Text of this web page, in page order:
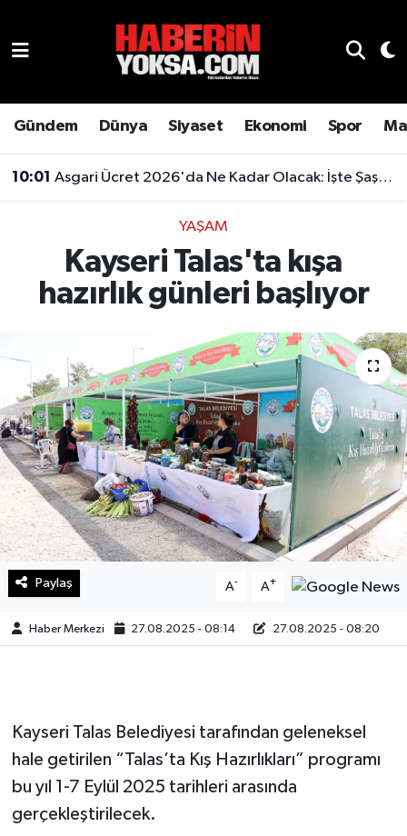
Gündem Dünya Siyaset Ekonomi Spor
10:01 Asgari Ücret 2026'da Ne Kadar Olacak: İşte Şaşırtan Rakam
YAŞAM
Kayseri Talas'ta kışa
hazırlık günleri başlıyor
Paylaş A- A+
Haber Merkezi 27.08.2025 - 08:14 27.08.2025 - 08:20
Kayseri Talas Belediyesi tarafından geleneksel
hale getirilen “Talas’ta Kış Hazırlıkları” programı
bu yıl 1-7 Eylül 2025 tarihleri arasında
gerçekleştirilecek.
Genel
Gündem
Otomobil
Sağlık
Teknoloji
Yaşam
Hava Durumu
Son Dakika Haberleri
Haber Arşivi